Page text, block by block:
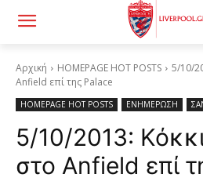
Αρχική HOMEPAGE HOT POSTS
5/10/
Anfield επί της Palace
HOMEPAGE HOT POSTS ΕΝΗΜΕΡΩΣΗ
5/10/2013:
στο Anfield επί